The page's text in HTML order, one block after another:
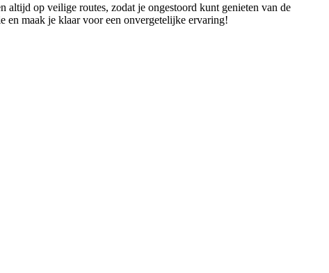
op veilige routes, zodat je ongestoord kunt genieten van de
en maak je klaar voor een onvergetelijke ervaring!